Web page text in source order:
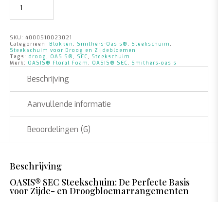
SKU: 4000510023021
Categorieën: Blokken , Smithers-Oasis® , Steekschuim ,
Steekschuim voor Droog en Zijdebloemen
Tags: droog , OASIS® , SEC, Steekschuim
Merk: OASIS® Floral Foam , OASIS® SEC, Smithers‑oasis
Beschrijving
Aanvullende informatie
Beoordelingen (6)
Beschrijving
OASIS® SEC Steekschuim: De Perfecte Basis
voor Zijde- en Droogbloemarrangementen